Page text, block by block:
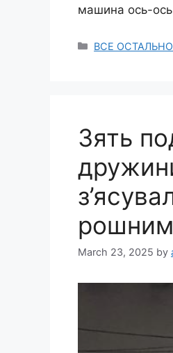
машина ось-
Categories
ВСЕ
Зять
March 23, 2025 by